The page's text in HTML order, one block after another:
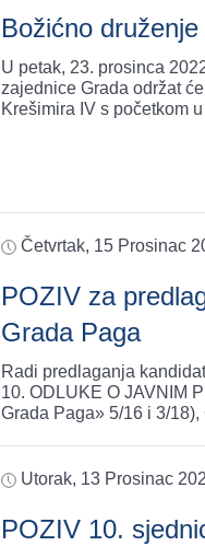
Božićno
U petak, 23. prosinca
zajednice Grada održat
Krešimira IV s početkom
Četvrtak, 15 Prosinac
POZIV za
Grada Paga
Radi predlaganja
10. ODLUKE O JAVNIM
Grada Paga» 5/16 i 3/
Utorak, 13 Prosinac
POZIV 10.